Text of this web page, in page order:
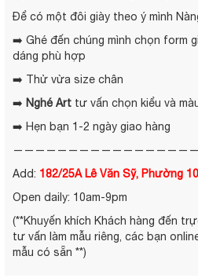
Để có một đôi giày theo ý mình
➡️ Ghé đến chúng mình chọn form
dáng phù hợp
➡️ Thử vừa size chân
➡️ Nghé Art tư vấn chọn kiểu và
➡️ Hẹn bạn 1-2 ngày giao hàng
Add: 182/25A Lê Văn Sỹ, Phường
Open daily: 10am-9pm
(**Khuyến khích Khách hàng đến
tư vấn làm mẫu riêng, các bạn
mẫu có sẵn **)